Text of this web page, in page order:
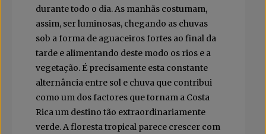
durante todo o dia. As manhãs costumam,
assim, ser luminosas, chegando as chuvas
sob a forma de aguaceiros fortes ao final da
tarde e alimentando deste modo os rios e a
vegetação. É precisamente esta constante
alternância entre sol e chuva que contribui
como um dos factores que tornam a Costa
Rica um destino tão extraordinariamente
verde. A floresta tropical parece crescer com